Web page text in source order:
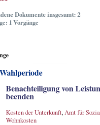
Dokumente insgesamt: 2
1 Vorgänge
Benachteiligung von
beenden
Kosten der Unterkunft,Amt für
Wohnkosten